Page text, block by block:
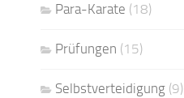
Para-Karate (18)
Prüfungen (15)
Selbstverteidigung(9)